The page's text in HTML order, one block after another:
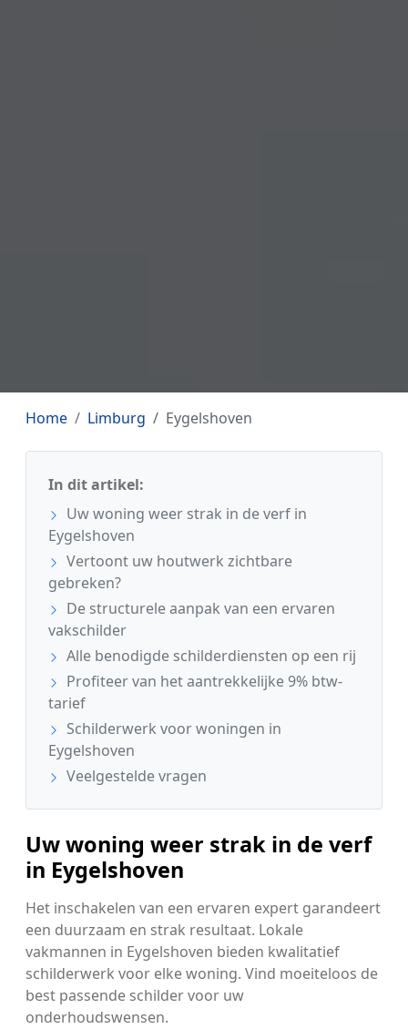
Home Limburg Eygelshoven
In dit artikel:
Uw woning weer strak in de verf in
Eygelshoven
Vertoont uw houtwerk zichtbare
gebreken?
De structurele aanpak van een ervaren
vakschilder
Alle benodigde schilderdiensten op een rij
Profiteer van het aantrekkelijke 9% btw-
tarief
Schilderwerk voor woningen in
Eygelshoven
Veelgestelde vragen
Uw woning weer strak in de verf
in Eygelshoven
Het inschakelen van een ervaren expert garandeert
een duurzaam en strak resultaat. Lokale
vakmannen in Eygelshoven bieden kwalitatief
schilderwerk voor elke woning. Vind moeiteloos de
best passende schilder voor uw
onderhoudswensen.